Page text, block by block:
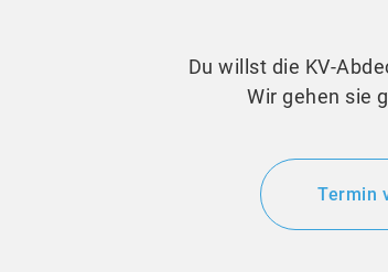
Du willst die KV-
Wir gehen sie
Termin